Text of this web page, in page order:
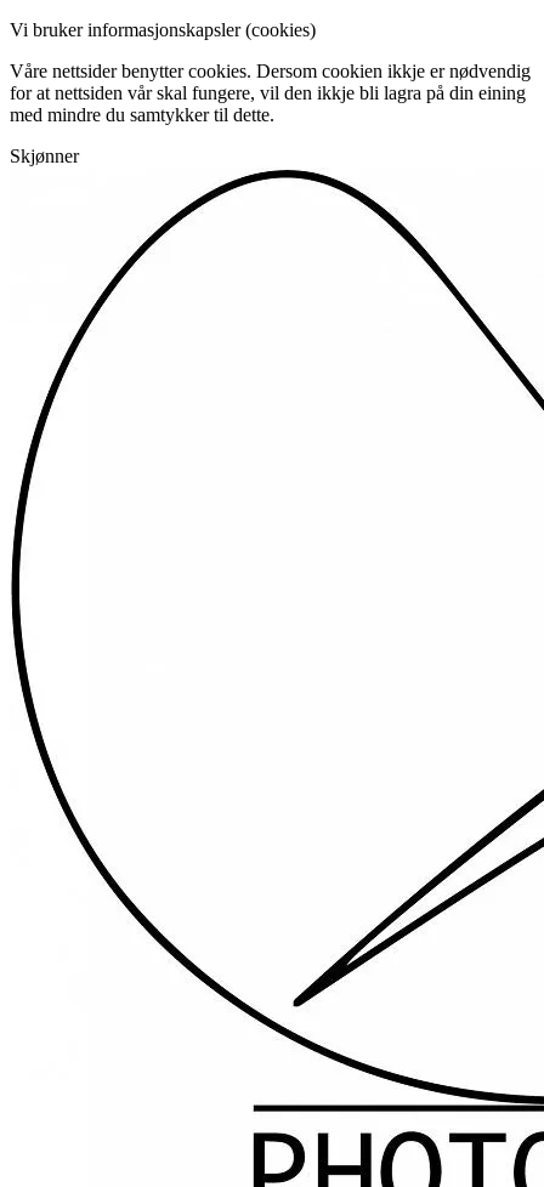
Vi bruker informasjonskapsler (cookies)
Våre nettsider benytter cookies. Dersom cookien ikkje er nødvendig
for at nettsiden vår skal fungere, vil den ikkje bli lagra på din eining
med mindre du samtykker til dette.
Skjønner